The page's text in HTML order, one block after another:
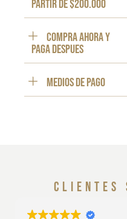
partir de $200.000
Compra ahora y
paga despues
Medios de pago
clientes